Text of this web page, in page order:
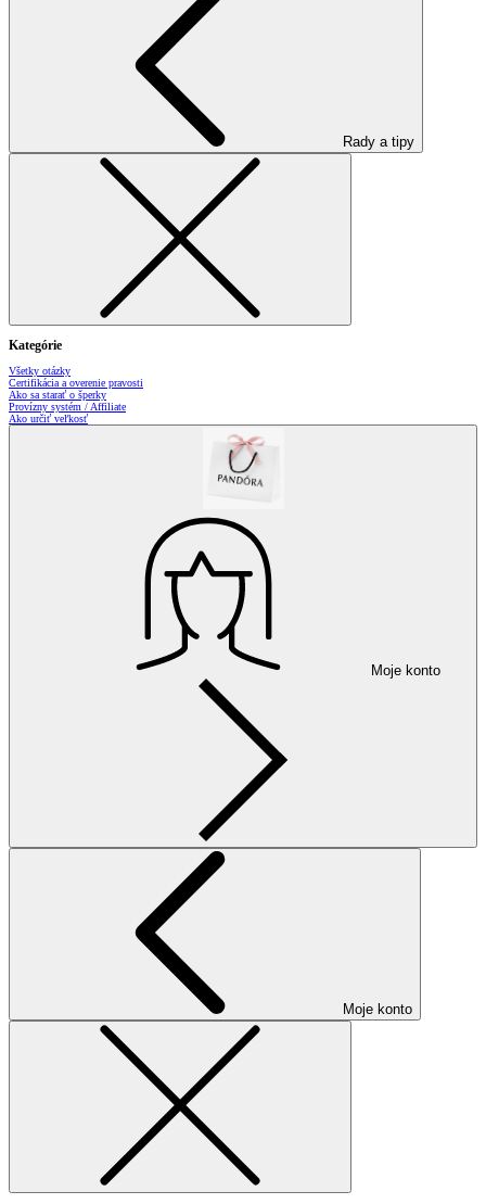
Rady a tipy
Kategórie
Všetky otázky
Certifikácia a overenie pravosti
Ako sa starať o šperky
Provízny systém / Affiliate
Ako určiť veľkosť
Moje konto
Moje konto